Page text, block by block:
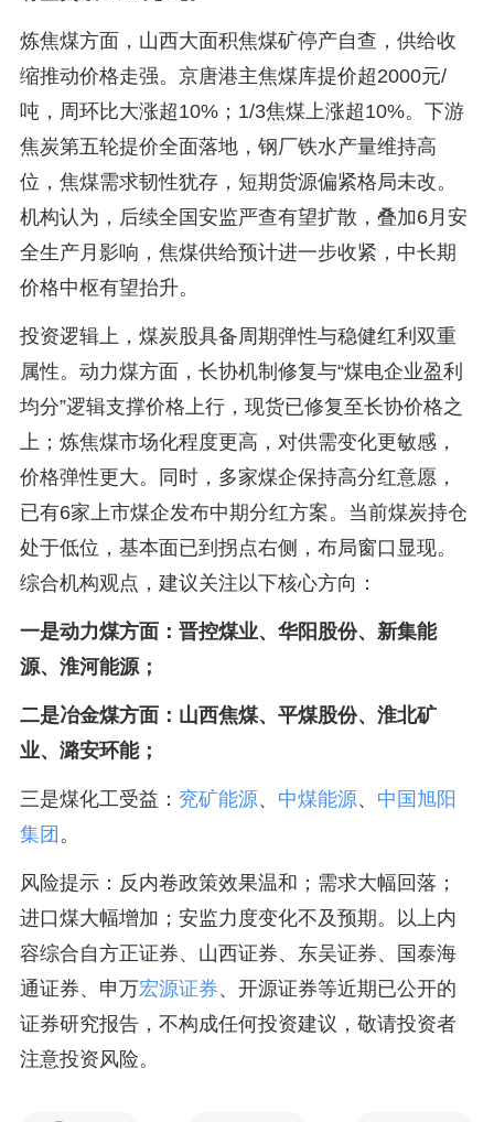
炼焦煤方面，山西大面积焦煤矿停产自查，供给收
缩推动价格走强。京唐港主焦煤库提价超2000元/
吨，周环比大涨超10%；1/3焦煤上涨超10%。下游
焦炭第五轮提价全面落地，钢厂铁水产量维持高
位，焦煤需求韧性犹存，短期货源偏紧格局未改。
机构认为，后续全国安监严查有望扩散，叠加6月安
全生产月影响，焦煤供给预计进一步收紧，中长期
价格中枢有望抬升。
投资逻辑上，煤炭股具备周期弹性与稳健红利双重
属性。动力煤方面，长协机制修复与“煤电企业盈利
均分”逻辑支撑价格上行，现货已修复至长协价格之
上；炼焦煤市场化程度更高，对供需变化更敏感，
价格弹性更大。同时，多家煤企保持高分红意愿，
已有6家上市煤企发布中期分红方案。当前煤炭持仓
处于低位，基本面已到拐点右侧，布局窗口显现。
综合机构观点，建议关注以下核心方向：
一是动力煤方面：晋控煤业、华阳股份、新集能
源、淮河能源；
二是冶金煤方面：山西焦煤、平煤股份、淮北矿
业、潞安环能；
三是煤化工受益： 兖矿能源、 中煤能源、 中国旭阳
集团 。
风险提示：反内卷政策效果温和；需求大幅回落；
进口煤大幅增加；安监力度变化不及预期。以上内
容综合自方正证券、山西证券、东吴证券、国泰海
通证券、申万宏源证券、开源证券等近期已公开的
证券研究报告，不构成任何投资建议，敬请投资者
注意投资风险。